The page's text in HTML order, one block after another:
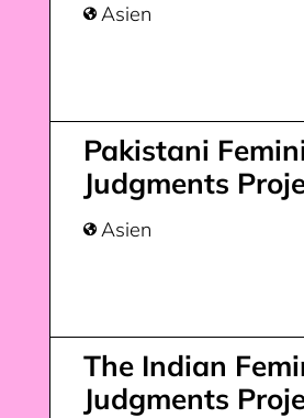
The Indian
Judgments
Pakistani
Judgments
 Asien
 Asien